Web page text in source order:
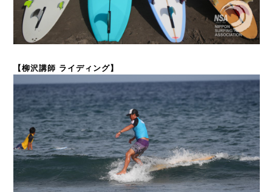
【柳沢講師 ライディング】